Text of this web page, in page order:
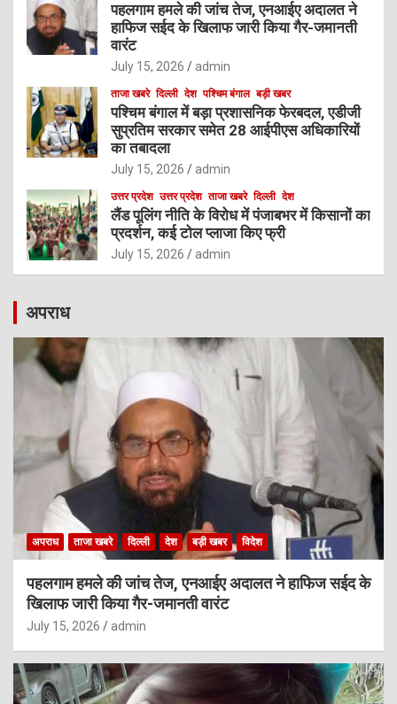
पहलगाम हमले की जांच तेज, एनआईए अदालत ने
हाफिज सईद के खिलाफ जारी किया गैर-जमानती
वारंट
July 15, 2026 admin
ताजा खबरे दिल्ली देश पश्चिम बंगाल बड़ी खबर
पश्चिम बंगाल में बड़ा प्रशासनिक फेरबदल, एडीजी
सुप्रतिम सरकार समेत 28 आईपीएस अधिकारियों
का तबादला
July 15, 2026 admin
उत्तर प्रदेश उत्तर प्रदेश ताजा खबरे दिल्ली देश
लैंड पूलिंग नीति के विरोध में पंजाबभर में किसानों का
प्रदर्शन, कई टोल प्लाजा किए फ्री
July 15, 2026 admin
अपराध
अपराध ताजा खबरे दिल्ली देश बड़ी खबर विदेश
पहलगाम हमले की जांच तेज, एनआईए अदालत ने हाफिज सईद के
खिलाफ जारी किया गैर-जमानती वारंट
July 15, 2026 admin